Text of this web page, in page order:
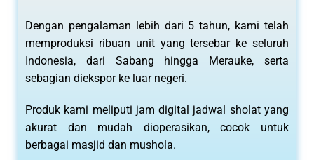
Dengan pengalaman lebih dari 5 tahun, kami telah
memproduksi ribuan unit yang tersebar ke seluruh
Indonesia, dari Sabang hingga Merauke, serta
sebagian diekspor ke luar negeri.
Produk kami meliputi jam digital jadwal sholat yang
akurat dan mudah dioperasikan, cocok untuk
berbagai masjid dan mushola.